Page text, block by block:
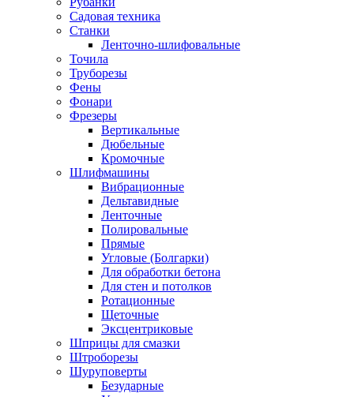
Садовая техника
Станки
Ленточно-шлифовальные
Точила
Труборезы
Фены
Фонари
Фрезеры
Вертикальные
Дюбельные
Кромочные
Шлифмашины
Вибрационные
Дельтавидные
Ленточные
Полировальные
Прямые
Угловые (Болгарки)
Для обработки бетона
Для стен и потолков
Ротационные
Щеточные
Эксцентриковые
Шприцы для смазки
Штроборезы
Шуруповерты
Безударные